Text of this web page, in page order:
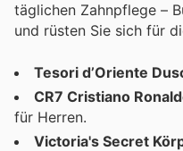
täglichen Zahnpflege –
und rüsten Sie sich für
Tesori d’Oriente
CR7 Cristiano
für Herren.
Victoria's Secret